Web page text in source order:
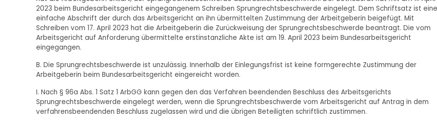
2023 beim Bundesarbeitsgericht eingegangenem Schreiben Sprungrechtsbeschwerde eingelegt. Dem Schriftsatz ist eine
einfache Abschrift der durch das Arbeitsgericht an ihn übermittelten Zustimmung der Arbeitgeberin beigefügt. Mit
Schreiben vom 17. April 2023 hat die Arbeitgeberin die Zurückweisung der Sprungrechtsbeschwerde beantragt. Die vom
Arbeitsgericht auf Anforderung übermittelte erstinstanzliche Akte ist am 19. April 2023 beim Bundesarbeitsgericht
eingegangen.
B. Die Sprungrechtsbeschwerde ist unzulässig. Innerhalb der Einlegungsfrist ist keine formgerechte Zustimmung der
Arbeitgeberin beim Bundesarbeitsgericht eingereicht worden.
I. Nach § 96a Abs. 1 Satz 1 ArbGG kann gegen den das Verfahren beendenden Beschluss des Arbeitsgerichts
Sprungrechtsbeschwerde eingelegt werden, wenn die Sprungrechtsbeschwerde vom Arbeitsgericht auf Antrag in dem
verfahrensbeendenden Beschluss zugelassen wird und die übrigen Beteiligten schriftlich zustimmen.